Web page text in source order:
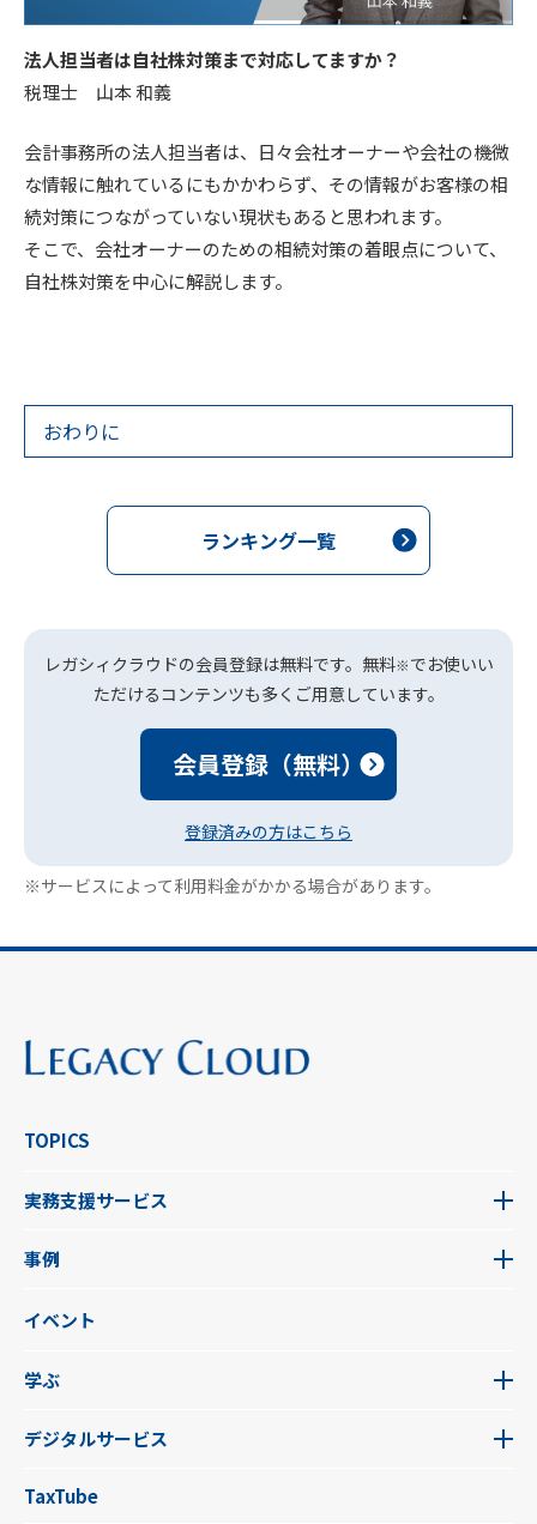
法人担当者は自社株対策まで対応してますか？
税理士 山本 和義
会計事務所の法人担当者は、日々会社オーナーや会社の機微
な情報に触れているにもかかわらず、その情報がお客様の相
続対策につながっていない現状もあると思われます。
そこで、会社オーナーのための相続対策の着眼点について、
自社株対策を中心に解説します。
おわりに
ランキング一覧
レガシィクラウドの会員登録は無料です。無料※でお使いい
ただけるコンテンツも多くご用意しています。
会員登録（無料）
登録済みの方はこちら
※サービスによって利用料金がかかる場合があります。
TOPICS
実務支援サービス
事例
イベント
学ぶ
デジタルサービス
TaxTube